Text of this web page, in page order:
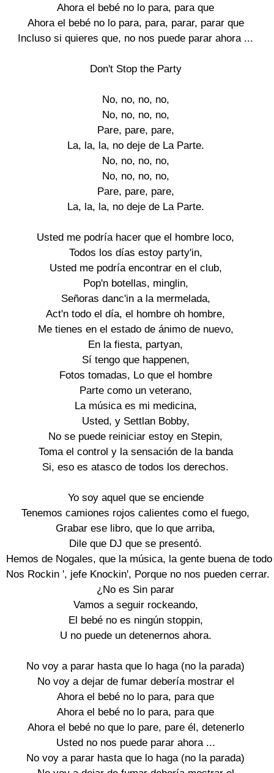
Ahora el bebé no lo para, para que
Ahora el bebé no lo para, para, parar, parar que
Incluso si quieres que, no nos puede parar ahora ...
Don't Stop the Party
No, no, no, no,
No, no, no, no,
Pare, pare, pare,
La, la, la, no deje de La Parte.
No, no, no, no,
No, no, no, no,
Pare, pare, pare,
La, la, la, no deje de La Parte.
Usted me podría hacer que el hombre loco,
Todos los días estoy party'in,
Usted me podría encontrar en el club,
Pop'n botellas, minglin,
Señoras danc'in a la mermelada,
Act'n todo el día, el hombre oh hombre,
Me tienes en el estado de ánimo de nuevo,
En la fiesta, partyan,
Sí tengo que happenen,
Fotos tomadas, Lo que el hombre
Parte como un veterano,
La música es mi medicina,
Usted, y Settlan Bobby,
No se puede reiniciar estoy en Stepin,
Toma el control y la sensación de la banda
Si, eso es atasco de todos los derechos.
Yo soy aquel que se enciende
Tenemos camiones rojos calientes como el fuego,
Grabar ese libro, que lo que arriba,
Dile que DJ que se presentó.
Hemos de Nogales, que la música, la gente buena de todo
Nos Rockin ', jefe Knockin', Porque no nos pueden cerrar.
¿No es Sin parar
Vamos a seguir rockeando,
El bebé no es ningún stoppin,
U no puede un detenernos ahora.
No voy a parar hasta que lo haga (no la parada)
No voy a dejar de fumar debería mostrar el
Ahora el bebé no lo para, para que
Ahora el bebé no lo para, para que
Ahora el bebé no que lo pare, pare él, detenerlo
Usted no nos puede parar ahora ...
No voy a parar hasta que lo haga (no la parada)